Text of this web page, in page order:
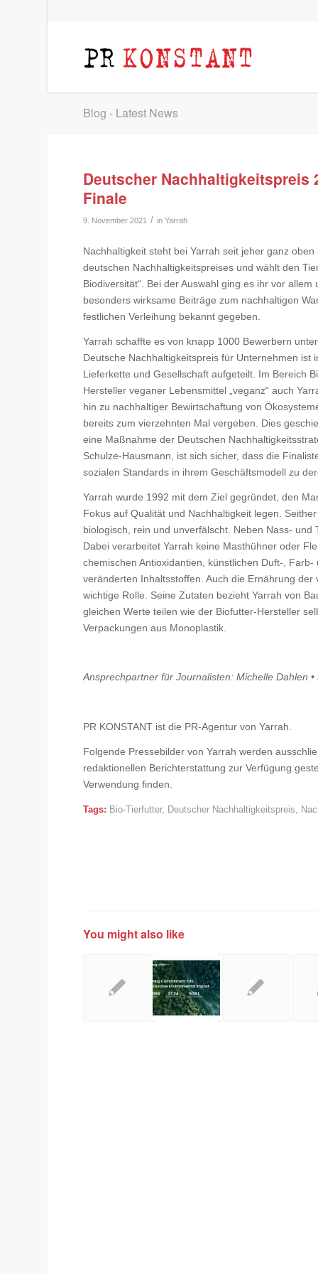
Blog - Latest News
Deutscher Nachhaltigkeitspreis
Finale
9. November 2021 / inYarrah
Nachhaltigkeit steht bei Yarrah seit jeher ganz
deutschen Nachhaltigkeitspreises und wählt den
Biodiversität“. Bei der Auswahl ging es ihr vor
besonders wirksame Beiträge zum nachhaltigen
festlichen Verleihung bekannt gegeben.
Yarrah schaffte es von knapp 1000 Bewerbern
Deutsche Nachhaltigkeitspreis für Unternehmen ist
Lieferkette und Gesellschaft aufgeteilt. Im Bereich
Hersteller veganer Lebensmittel „veganz“ auch
hin zu nachhaltiger Bewirtschaftung von
bereits zum vierzehnten Mal vergeben. Dies
eine Maßnahme der Deutschen
Schulze-Hausmann, ist sich sicher, dass die
sozialen Standards in ihrem Geschäftsmodell zu
Yarrah wurde 1992 mit dem Ziel gegründet, den
Fokus auf Qualität und Nachhaltigkeit legen.
biologisch, rein und unverfälscht. Neben Nass-
Dabei verarbeitet Yarrah keine Masthühner oder
chemischen Antioxidantien, künstlichen Duft-,
veränderten Inhaltsstoffen. Auch die Ernährung
wichtige Rolle. Seine Zutaten bezieht Yarrah von
gleichen Werte teilen wie der Biofutter-Hersteller
Verpackungen aus Monoplastik.
Ansprechpartner für Journalisten: Michelle Dahlen
PR KONSTANT ist die PR-Agentur von Yarrah.
Folgende Pressebilder von Yarrah werden
redaktionellen Berichterstattung zur Verfügung
Verwendung finden.
Tags: Bio-Tierfutter, Deutscher Nachhaltigkeitspreis,
You might also like